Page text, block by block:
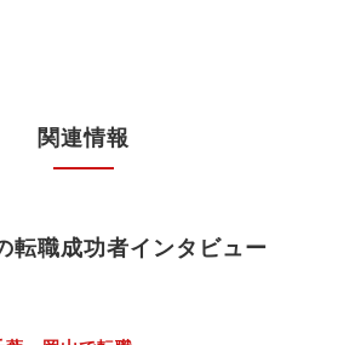
関連情報
転職成功者インタビュー